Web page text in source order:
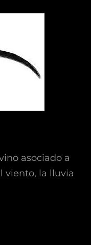
asociado a
viento, la lluvia